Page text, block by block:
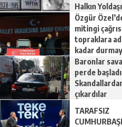
Halkın Yoldaşı
Özgür
mitingi
topraklara
kadar
Baronlar
perde
çıkardılar
TARAFSIZ